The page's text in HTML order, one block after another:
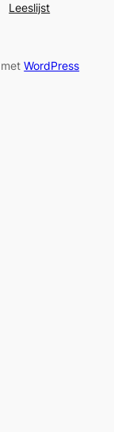
Leeslijst
metWordPress